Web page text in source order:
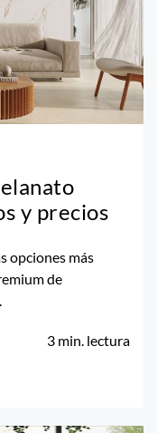
y precios
opciones más
de
3 min. lectura